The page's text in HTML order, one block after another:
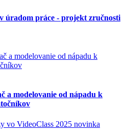
úradom práce - projekt zručnosti
a modelovanie od nápadu k
novinka